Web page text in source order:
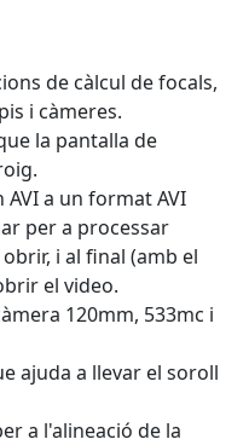
de càlcul de focals,
i càmeres.
la pantalla de
a un format AVI
per a processar
i al final (amb el
el video.
120mm, 533mc i
ajuda a llevar el soroll
a l'alineació de la